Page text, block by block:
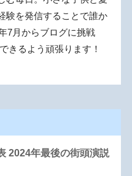
験を発信することで誰か
7月からブログに挑戦
きるよう頑張ります！
2024年最後の街頭演説